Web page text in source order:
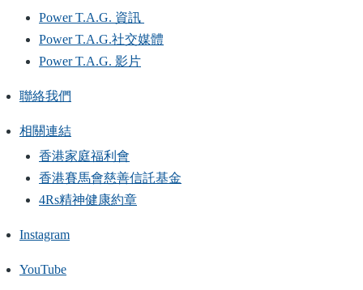
Power T.A.G. 資訊
Power T.A.G.社交媒體
Power T.A.G. 影片
聯絡我們
相關連結
香港家庭福利會
香港賽馬會慈善信託基金
4Rs精神健康約章
Instagram
YouTube